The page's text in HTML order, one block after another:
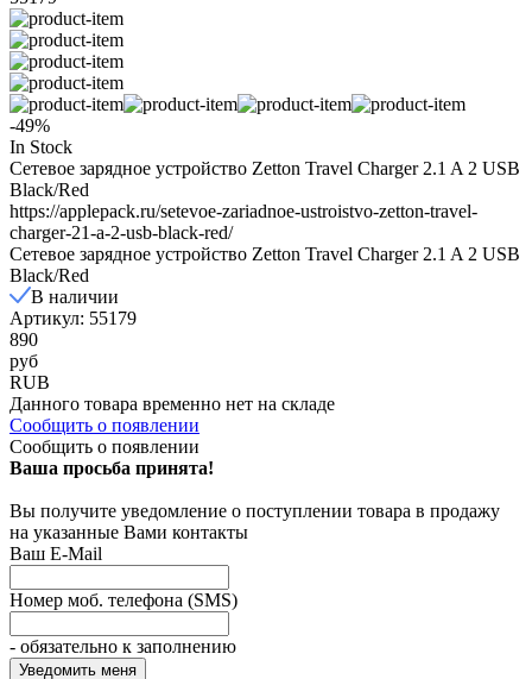
-49%
In Stock
Сетевое зарядное устройство Zetton Travel Charger 2.1 A 2 USB
Black/Red
https://applepack.ru/setevoe-zariadnoe-ustroistvo-zetton-travel-
charger-21-a-2-usb-black-red/
Сетевое зарядное устройство Zetton Travel Charger 2.1 A 2 USB
Black/Red
В наличии
Артикул: 55179
890
руб
RUB
Данного товара временно нет на складе
Сообщить о появлении
Сообщить о появлении
Ваша просьба принята!
Вы получите уведомление о поступлении товара в продажу
на указанные Вами контакты
Ваш E-Mail
Номер моб. телефона (SMS)
- обязательно к заполнению